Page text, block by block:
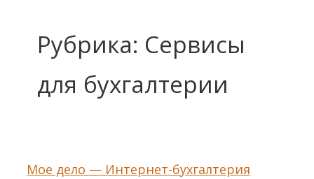
Рубрика: Сервисы
для бухгалтерии
Мое дело — Интернет-бухгалтерия